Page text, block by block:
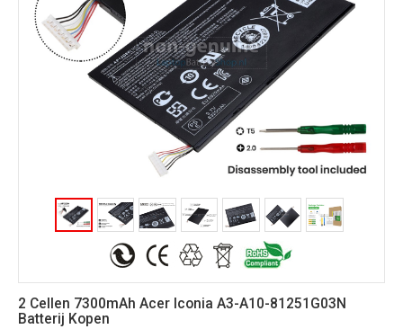
2 Cellen 7300mAh Acer Iconia A3-A10-81251G03N
Batterij Kopen